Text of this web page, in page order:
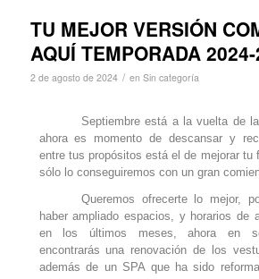
TU MEJOR VERSIÓN
AQUÍ TEMPORADA
2 de agosto de 2024 / en Sin categoría
Septiembre está a la vuelta de
ahora es momento de descansar y
entre tus propósitos está el de mejorar tu
sólo lo conseguiremos con un gran
Queremos ofrecerte lo mejor,
haber ampliado espacios, y horarios de
en los últimos meses, ahora en
encontrarás una renovación de los
además de un SPA que ha sido